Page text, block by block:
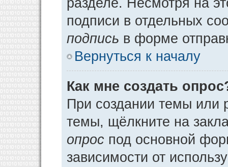
разделе. Несмотря на
подписи в отдельных
подпись в форме
Вернуться к началу
Как мне создать
При создании темы или
темы, щёлкните на
опрос под основной
зависимости от